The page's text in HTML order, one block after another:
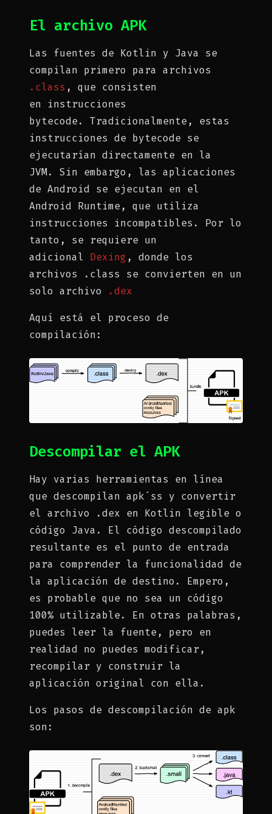
El archivo APK
Las fuentes de Kotlin y Java se
compilan primero para archivos
.class , que consisten
en instrucciones
bytecode. Tradicionalmente, estas
instrucciones de bytecode se
ejecutarían directamente en la
JVM. Sin embargo, las aplicaciones
de Android se ejecutan en el
Android Runtime, que utiliza
instrucciones incompatibles. Por lo
tanto, se requiere un
adicional Dexing , donde los
archivos .class se convierten en un
solo archivo
.dex
Aquí está el proceso de
compilación:
Descompilar el APK
Hay varias herramientas en línea
que descompilan apk´ss y convertir
el archivo .dex en Kotlin legible o
código Java. El código descompilado
resultante es el punto de entrada
para comprender la funcionalidad de
la aplicación de destino. Empero,
es probable que no sea un código
100% utilizable. En otras palabras,
puedes leer la fuente, pero en
realidad no puedes modificar,
recompilar y construir la
aplicación original con ella.
Los pasos de descompilación de apk
son: